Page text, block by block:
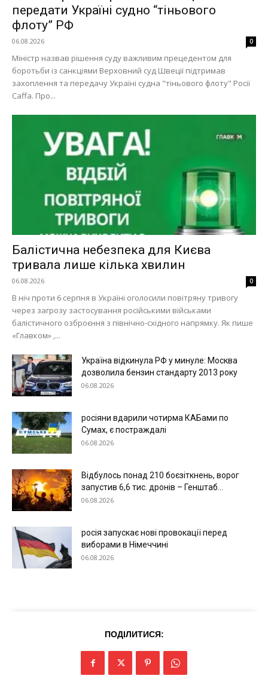
Меню
Київ
Економіка
Політика
Світ
Технології
Війна
передати Україні судно “тіньового
флоту” РФ
06.08.2026 0
Міністр назвав рішення суду важливим прецедентом для
боротьби із санкціями Верховний суд Швеції підтримав
захоплення та передачу Україні судна "тіньового флоту" Росії
Caffa. Про...
Балістична небезпека для Києва
тривала лише кілька хвилин
06.08.2026 0
В ніч проти 6 серпня в Україні оголосили повітряну тривогу
через загрозу застосування російськими військами
балістичного озброєння з північно-східного напрямку. Як пише
«Главком» ,...
Україна відкинула РФ у минуле: Москва
дозволила бензин стандарту 2013 року
06.08.2026
росіяни вдарили чотирма КАБами по
Сумах, є постраждалі
06.08.2026
Відбулось понад 210 боєзіткнень, ворог
запустив 6,6 тис. дронів – Генштаб...
06.08.2026
росія запускає нові провокації перед
виборами в Німеччині
06.08.2026
ПОДІЛИТИСЯ: